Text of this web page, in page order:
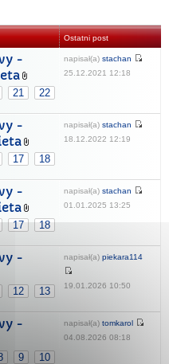
Ostatni post
-
21 22
napisał(a) stachan
25.12.2021 12:18
-
17 18
napisał(a) stachan
18.12.2022 12:19
-
17 18
napisał(a) stachan
01.01.2025 13:25
-
12 13
napisał(a) piekara114
19.01.2026 10:50
-
9 10
napisał(a) tomkarol
04.08.2026 08:18